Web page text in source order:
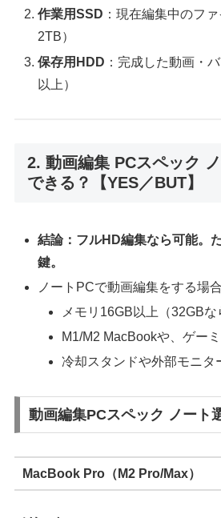
作業用SSD ：現在編集中のフ
2TB）
保存用HDD ：完成した動画・
以上）
2. 動画編集 PCスペック
できる？【YES／BUT】
結論：フルHD編集なら可能。
鍵。
ノートPCで動画編集をする場合
メモリ16GB以上（32GBな
M1/M2 MacBookや、ゲー
冷却スタンドや外部モニタ
動画編集PCスペック ノート
MacBook Pro（M2 Pro/Max）